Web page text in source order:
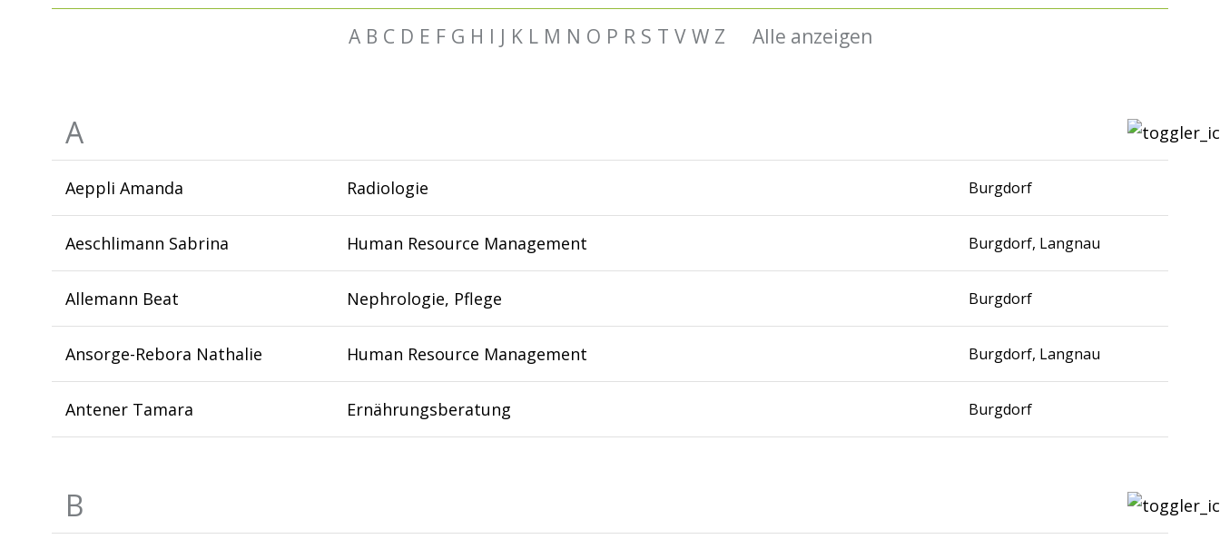
A B C D E F G H I J K L M N O P R S T V W Z Alle anzeigen
A
Aeppli Amanda Radiologie Burgdorf
Aeschlimann Sabrina Human Resource Management Burgdorf, Langnau
Allemann Beat Nephrologie, Pflege Burgdorf
Ansorge-Rebora Nathalie Human Resource Management Burgdorf, Langnau
Antener Tamara Ernährungsberatung Burgdorf
B